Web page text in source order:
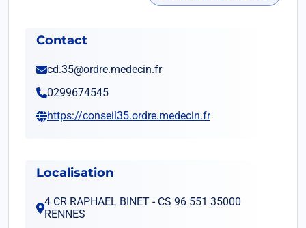
Contact
cd.35@ordre.medecin.fr
0299674545
Ouvrir dans un nouvel onglet
https://conseil35.ordre.medecin.fr
Localisation
4 CR RAPHAEL BINET - CS 96 551 35000
RENNES